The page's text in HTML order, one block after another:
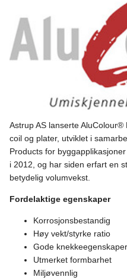
Astrup AS lanserte AluColour®
coil og plater, utviklet i
Products for
i 2012, og har siden erfart en
betydelig volumvekst.
Fordelaktige egenskaper
Korrosjonsbestandig
Høy vekt/styrke ratio
Gode knekkeegenskaper
Utmerket formbarhet
Miljøvennlig